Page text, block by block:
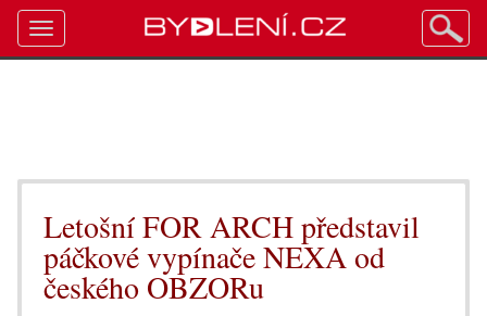
Letošní FOR ARCH představil
páčkové vypínače NEXA od
českého OBZORu
Toggle
navigation